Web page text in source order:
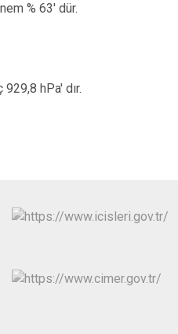
% 63' dür.
929,8 hPa' dır.